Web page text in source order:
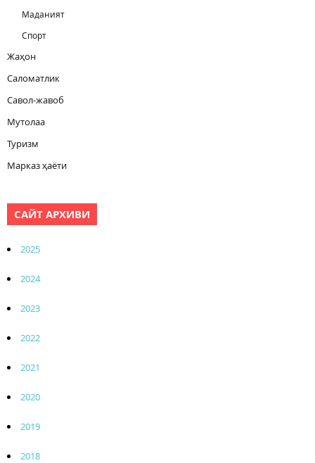
Маданият
Спорт
Жаҳон
Саломатлик
Савол-жавоб
Мутолаа
Туризм
Марказ ҳаёти
САЙТ АРХИВИ
2025
2024
2023
2022
2021
2020
2019
2018